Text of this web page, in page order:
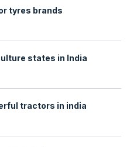
tyres brands
states in India
tractors in india